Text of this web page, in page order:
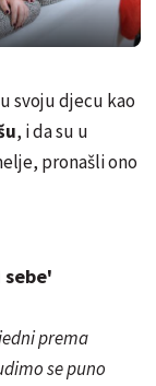
svoju djecu kao
, i da su u
pronašli ono
sebe'
prema
se puno